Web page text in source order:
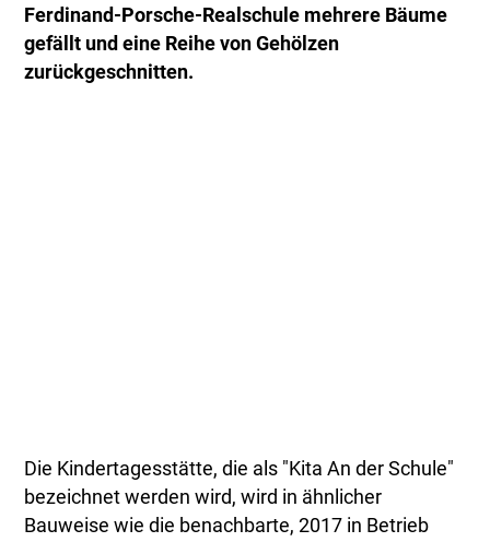
Ferdinand-Porsche-Realschule mehrere Bäume
gefällt und eine Reihe von Gehölzen
zurückgeschnitten.
Die Kindertagesstätte, die als "Kita An der Schule"
bezeichnet werden wird, wird in ähnlicher
Bauweise wie die benachbarte, 2017 in Betrieb